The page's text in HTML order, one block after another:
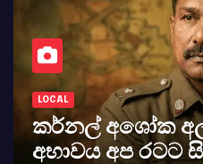
LOCAL
කර්නල් අශෝක
අභාවය අප රටට